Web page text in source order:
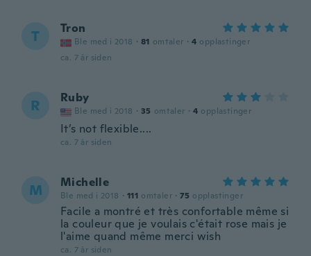
T Tron
Ble med i 2018 · 81 omtaler · 4 opplastinger
ca. 7 år siden
R Ruby
Ble med i 2018 · 35 omtaler · 4 opplastinger
It’s not flexible....
ca. 7 år siden
M Michelle
Ble med i 2018 · 111 omtaler · 75 opplastinger
Facile a montré et très confortable même si
la couleur que je voulais c'était rose mais je
l'aime quand même merci wish
ca. 7 år siden